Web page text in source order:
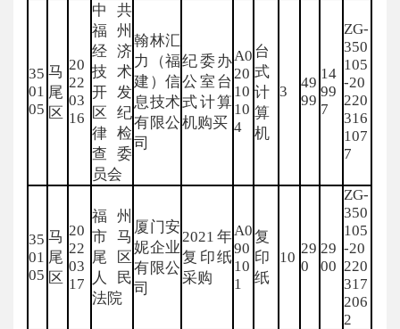
35
01
05
马
尾
区
20
22
03
16
中共
福州
经济
技术
开发
区纪
律检
查委
员会
翰林汇
力（福
建）信
息技术
有限公
司
纪委办
公室台
式计算
机购买
A0
20
10
10
4
台
式
计
算
机
3
49
99
14
99
7
ZG-
350
105
-20
220
316
107
7
35
01
05
马
尾
区
20
22
03
17
福州
市马
尾区
人民
法院
厦门安
妮企业
有限公
司
2021年
复印纸
采购
A0
90
10
1
复
印
纸
10
29
0
29
00
ZG-
350
105
-20
220
317
206
2